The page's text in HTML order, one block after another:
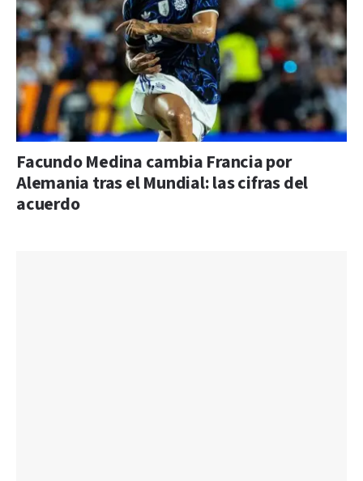
Facundo Medina cambia Francia por
Alemania tras el Mundial: las cifras del
acuerdo